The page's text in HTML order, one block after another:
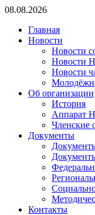
Перейти
содержимому
08.08.2026
Главная
Новости
Новости
Новости
Новости
Об организации
История
Аппарат
Членские
Документы
Контакты